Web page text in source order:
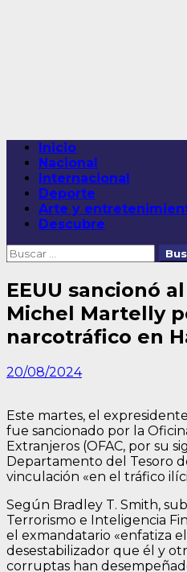
Menú
principal
Inicio
Nacional
Internacional
Deporte
Arte y
Descubre
Buscar:
EEUU sancionó
Michel Martelly
narcotráfico en
20/08/2024
Este martes, el
fue sancionado por la
Extranjeros (OFAC, por su
Departamento del Tesoro
vinculación «en el tráfico
Según Bradley T. Smith,
Terrorismo e Inteligencia
el exmandatario «enfatiza
desestabilizador que él y
corruptas han